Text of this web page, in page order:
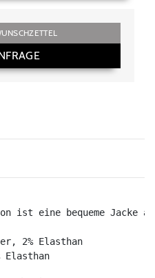
von ist eine bequeme
2% Elasthan
Elasthan